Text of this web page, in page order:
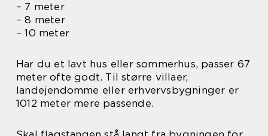
– 7 meter
– 8 meter
– 10 meter
Har du et lavt hus eller sommerhus, passer 67
meter ofte godt. Til større villaer,
landejendomme eller erhvervsbygninger er
1012 meter mere passende.